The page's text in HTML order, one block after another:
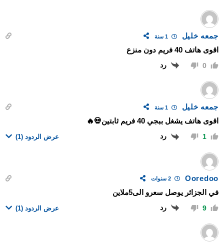
جمعه خليل 1 سنة
اقوى هاتف 40 فريم دون منزع
0 رد
جمعه خليل 1 سنة
اقوى هاتف يشغل ببجي 40 فريم ثابتين💀🔥
1 رد عرض الردود (1)
Ooredoo
في الجزائر يوصل سعرو الى5ملاين
9 رد عرض الردود (1)